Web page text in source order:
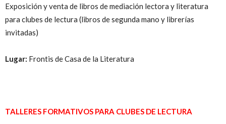
Exposición y venta de libros de mediación lectora y literatura
para clubes de lectura (libros de segunda mano y librerías
invitadas)
Lugar: Frontis de Casa de la Literatura
TALLERES FORMATIVOS PARA CLUBES DE LECTURA